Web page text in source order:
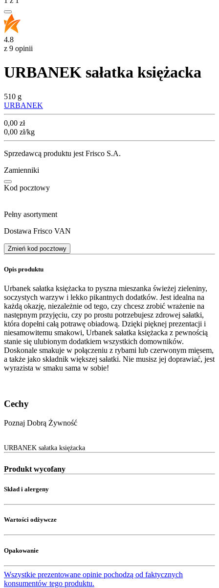
4.8
z 9 opinii
URBANEK sałatka księżacka
510 g
URBANEK
Cena
0,00 zł
0,00 zł/kg
Sprzedawcą produktu jest Frisco S.A.
Zamienniki
Kod pocztowy
Pełny asortyment
Dostawa Frisco VAN
Zmień kod pocztowy
Opis produktu
Urbanek sałatka księżacka to pyszna mieszanka świeżej zieleniny,
soczystych warzyw i lekko pikantnych dodatków. Jest idealna na
każdą okazję, niezależnie od tego, czy chcesz zrobić wrażenie na
następnym przyjęciu, czy po prostu potrzebujesz zdrowej sałatki,
która dopełni całą potrawę obiadową. Dzięki pięknej prezentacji i
niesamowitemu smakowi, Urbanek sałatka księżacka z pewnością
stanie się ulubionym dodatkiem wszystkich domowników.
Doskonale smakuje w połączeniu z rybami lub czerwonym mięsem,
a także jako składnik większej sałatki. Nie musisz jej doprawiać, jest
wyrazista w smaku sama w sobie!
Cechy
Poznaj Dobrą Żywność
URBANEK sałatka księżacka
Produkt wycofany
Skład i alergeny
Wartości odżywcze
Opakowanie
Wszystkie prezentowane opinie pochodzą od faktycznych
konsumentów tego produktu.